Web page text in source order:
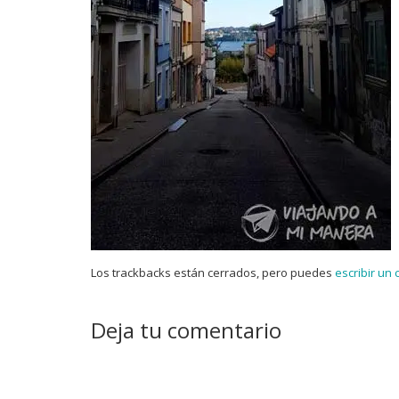
Los trackbacks están cerrados, pero puedes escribir un
Deja tu comentario